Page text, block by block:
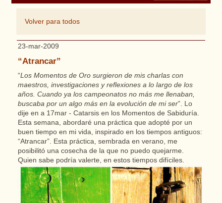
Volver para todos
23-mar-2009
“Atrancar”
“Los Momentos de Oro surgieron de mis charlas con
maestros, investigaciones y reflexiones a lo largo de los
años. Cuando ya los campeonatos no más me llenaban,
buscaba por un algo más en la evolución de mi ser”. Lo
dije en a 17mar - Catarsis en los Momentos de Sabiduría.
Esta semana, abordaré una práctica que adopté por un
buen tiempo en mi vida, inspirado en los tiempos antiguos:
“Atrancar”. Esta práctica, sembrada en verano, me
posibilitó una cosecha de la que no puedo quejarme.
Quien sabe podría valerte, en estos tiempos difíciles.